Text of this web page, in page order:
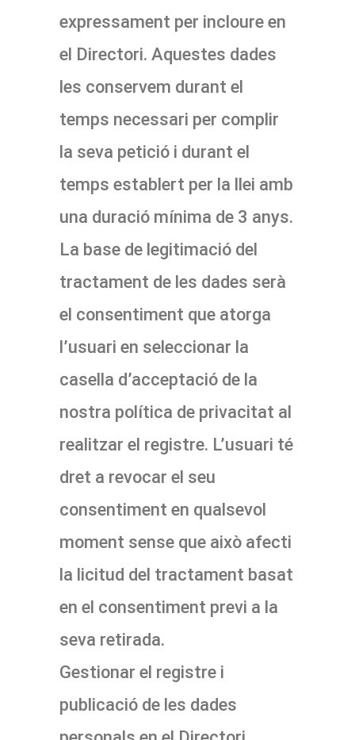
expressament per incloure en
el Directori. Aquestes dades
les conservem durant el
temps necessari per complir
la seva petició i durant el
temps establert per la llei amb
una duració mínima de 3 anys.
La base de legitimació del
tractament de les dades serà
el consentiment que atorga
l’usuari en seleccionar la
casella d’acceptació de la
nostra política de privacitat al
realitzar el registre. L’usuari té
dret a revocar el seu
consentiment en qualsevol
moment sense que això afecti
la licitud del tractament basat
en el consentiment previ a la
seva retirada.
Gestionar el registre i
publicació de les dades